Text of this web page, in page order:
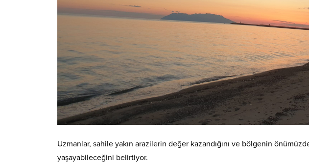
Uzmanlar, sahile yakın arazilerin değer kazandığını ve bölgenin
yaşayabileceğini belirtiyor.